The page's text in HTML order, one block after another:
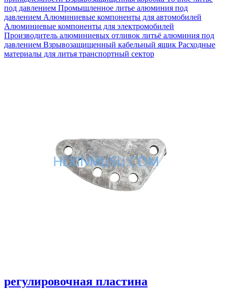
под давлением Промышленное литье алюминия под
давлением Алюминиевые компоненты для автомобилей
Алюминиевые компоненты для электромобилей
Производитель алюминиевых отливок литьё алюминия под
давлением Взрывозащищенный кабельный ящик Расходные
материалы для литья транспортный сектор
регулировочная пластина